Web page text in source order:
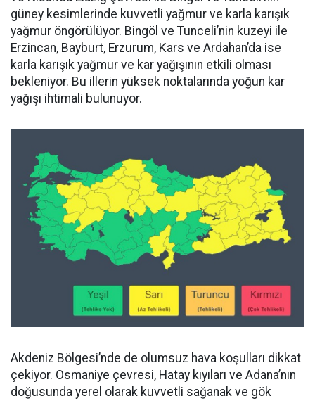
güney kesimlerinde kuvvetli yağmur ve karla karışık
yağmur öngörülüyor. Bingöl ve Tunceli’nin kuzeyi ile
Erzincan, Bayburt, Erzurum, Kars ve Ardahan’da ise
karla karışık yağmur ve kar yağışının etkili olması
bekleniyor. Bu illerin yüksek noktalarında yoğun kar
yağışı ihtimali bulunuyor.
Akdeniz Bölgesi’nde de olumsuz hava koşulları dikkat
çekiyor. Osmaniye çevresi, Hatay kıyıları ve Adana’nın
doğusunda yerel olarak kuvvetli sağanak ve gök